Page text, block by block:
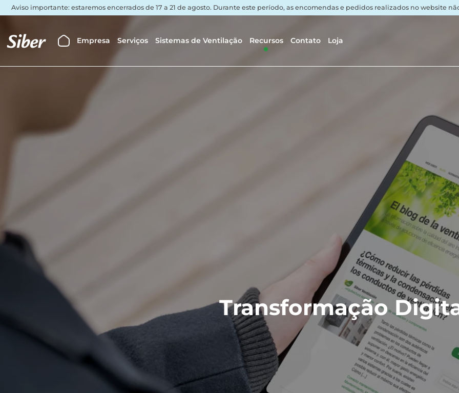
Aviso importante: estaremos encerrados de 17 a 21 de agosto. Durante este período, as encomendas e pedidos realizados no website
Empresa Serviços Sistemas de Ventilação Recursos Contato Loja
Transformação